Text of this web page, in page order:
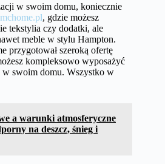
w swoim domu, koniecznie
, gdzie możesz
tekstylia czy dodatki, ale
meble w stylu Hampton.
przygotował szeroką ofertę
kompleksowo wyposażyć
w swoim domu. Wszystko w
a warunki atmosferyczne
na deszcz, śnieg i